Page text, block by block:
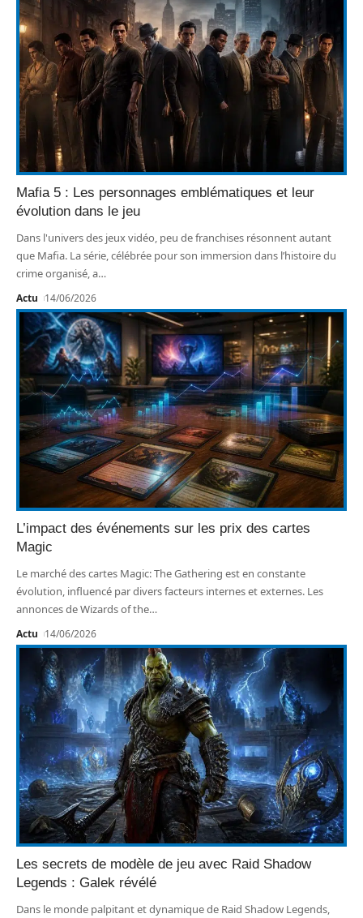
Mafia 5 : Les personnages emblématiques et leur
évolution dans le jeu
Dans l'univers des jeux vidéo, peu de franchises résonnent autant
que Mafia. La série, célébrée pour son immersion dans l’histoire du
crime organisé, a…
Actu 14/06/2026
L’impact des événements sur les prix des cartes
Magic
Le marché des cartes Magic: The Gathering est en constante
évolution, influencé par divers facteurs internes et externes. Les
annonces de Wizards of the…
Actu 14/06/2026
Les secrets de modèle de jeu avec Raid Shadow
Legends : Galek révélé
Dans le monde palpitant et dynamique de Raid Shadow Legends,